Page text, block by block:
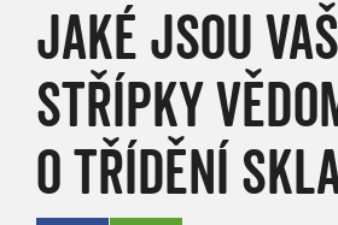
JAKÉ JSOU
STŘÍPKY
O TŘÍDĚNÍ